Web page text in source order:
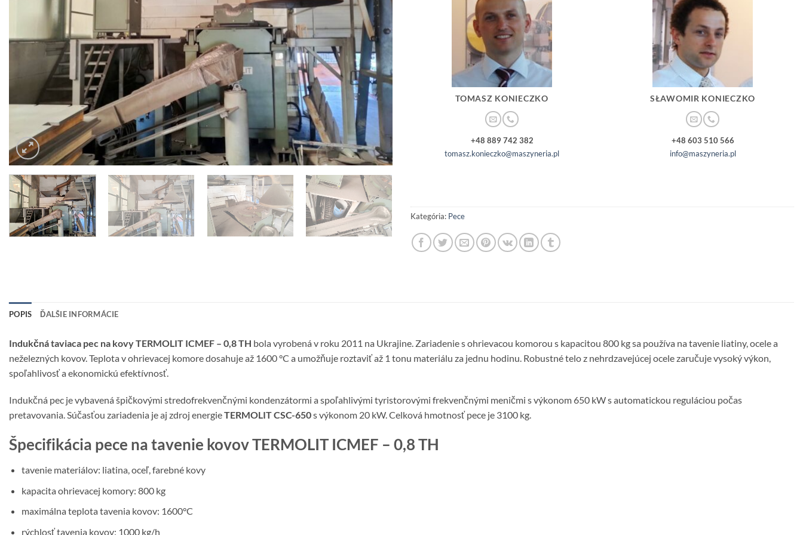
TOMASZ KONIECZKO
+48 889 742 382
tomasz.konieczko@maszyneria.pl
SŁAWOMIR KONIECZKO
+48 603 510 566
info@maszyneria.pl
Kategória: Pece
POPIS ĎALŠIE INFORMÁCIE
Indukčná taviaca pec na kovy TERMOLIT ICMEF – 0,8 TH bola vyrobená v roku 2011 na Ukrajine. Zariadenie s ohrievacou komorou s kapacitou 800 kg sa používa na tavenie liatiny, ocele a
neželezných kovov. Teplota v ohrievacej komore dosahuje až 1600 °C a umožňuje roztaviť až 1 tonu materiálu za jednu hodinu. Robustné telo z nehrdzavejúcej ocele zaručuje vysoký výkon,
spoľahlivosť a ekonomickú efektívnosť.
Indukčná pec je vybavená špičkovými stredofrekvenčnými kondenzátormi a spoľahlivými tyristorovými frekvenčnými meničmi s výkonom 650 kW s automatickou reguláciou počas
pretavovania. Súčasťou zariadenia je aj zdroj energieTERMOLIT CSC-650s výkonom 20 kW. Celková hmotnosť pece je 3100 kg.
Špecifikácia pece na tavenie kovov TERMOLIT ICMEF – 0,8 TH
tavenie materiálov: liatina, oceľ, farebné kovy
kapacita ohrievacej komory: 800 kg
maximálna teplota tavenia kovov: 1600°C
rýchlosť tavenia kovov: 1000 kg/h